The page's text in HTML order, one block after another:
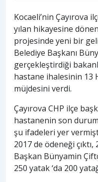
Kocaeli’nin Çayırova
yılan hikayesine
projesinde yeni bir
Belediye Başkanı
gerçekleştirdiği
hastane ihalesinin 13
müjdesini verdi.
Çayırova CHP ilçe
hastanenin son
şu ifadeleri yer
2017 de ödeneği
Başkan Bünyamin
250 yatak ‘da 200